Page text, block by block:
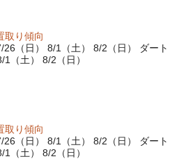
取り傾向
（日） 8/1（土） 8/2（日） ダート
（土） 8/2（日）
取り傾向
（日） 8/1（土） 8/2（日） ダート
（土） 8/2（日）